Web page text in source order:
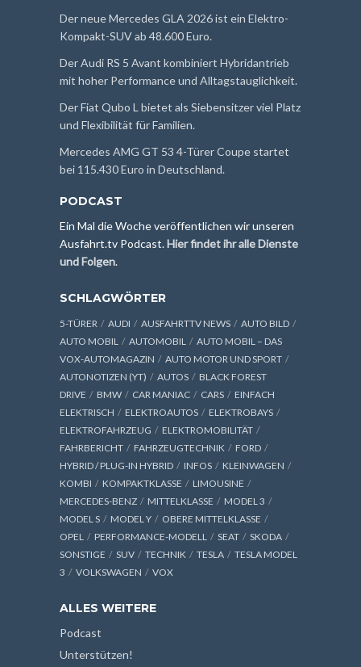
Der neue Mercedes GLA 2026 ist ein Elektro-
Kompakt-SUV ab 48.600 Euro.
Der Audi RS 5 Avant kombiniert Hybridantrieb
mit hoher Performance und Alltagstauglichkeit.
Der Fiat Qubo L bietet als Siebensitzer viel Platz
und Flexibilität für Familien.
Mercedes AMG GT 53 4-Türer Coupe startet
bei 115.430 Euro in Deutschland.
PODCAST
Ein Mal die Woche veröffentlichen wir unseren
Ausfahrt.tv Podcast.Hier findet ihr alle Dienste
und Folgen.
SCHLAGWÖRTER
5-TÜRER AUDI AUSFAHRTTV NEWS
AUTO BILD
AUTO MOBIL
AUTOMOBIL
AUTO MOBIL – DAS
VOX-AUTOMAGAZIN
AUTO MOTOR UND SPORT
AUTONOTIZEN (YT)
AUTOS
BLACK FOREST
DRIVE
BMW CAR MANIAC CARS
EINFACH
ELEKTRISCH
ELEKTROAUTOS
ELEKTROBAYS
ELEKTROFAHRZEUG
ELEKTROMOBILITÄT
FAHRBERICHT
FAHRZEUGTECHNIK
FORD
HYBRID / PLUG-IN HYBRID
INFOS
KLEINWAGEN
KOMBI
KOMPAKTKLASSE
LIMOUSINE
MERCEDES-BENZ
MITTELKLASSE
MODEL 3
MODEL S
MODEL Y
OBERE MITTELKLASSE
OPEL
PERFORMANCE-MODELL SEAT
SKODA
SONSTIGE
SUV TECHNIK TESLA
TESLA MODEL
3
VOLKSWAGEN VOX
ALLES WEITERE
Podcast
Unterstützen!